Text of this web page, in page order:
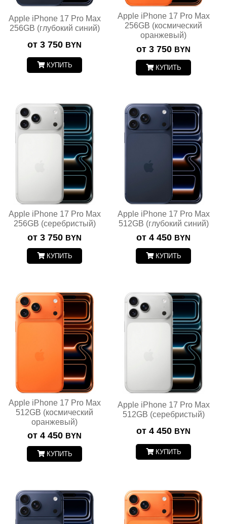
Apple iPhone 17 Pro Max
256GB (глубокий синий)
от 3 750 BYN
КУПИТЬ
Apple iPhone 17 Pro Max
256GB (космический
оранжевый)
от 3 750 BYN
КУПИТЬ
Apple iPhone 17 Pro Max
256GB (серебристый)
от 3 750 BYN
КУПИТЬ
Apple iPhone 17 Pro Max
512GB (глубокий синий)
от 4 450 BYN
КУПИТЬ
Apple iPhone 17 Pro Max
512GB (космический
оранжевый)
от 4 450 BYN
КУПИТЬ
Apple iPhone 17 Pro Max
512GB (серебристый)
от 4 450 BYN
КУПИТЬ